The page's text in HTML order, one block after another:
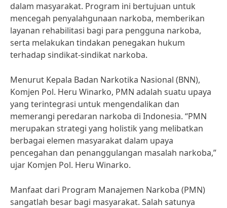
dalam masyarakat. Program ini bertujuan untuk
mencegah penyalahgunaan narkoba, memberikan
layanan rehabilitasi bagi para pengguna narkoba,
serta melakukan tindakan penegakan hukum
terhadap sindikat-sindikat narkoba.
Menurut Kepala Badan Narkotika Nasional (BNN),
Komjen Pol. Heru Winarko, PMN adalah suatu upaya
yang terintegrasi untuk mengendalikan dan
memerangi peredaran narkoba di Indonesia. “PMN
merupakan strategi yang holistik yang melibatkan
berbagai elemen masyarakat dalam upaya
pencegahan dan penanggulangan masalah narkoba,”
ujar Komjen Pol. Heru Winarko.
Manfaat dari Program Manajemen Narkoba (PMN)
sangatlah besar bagi masyarakat. Salah satunya